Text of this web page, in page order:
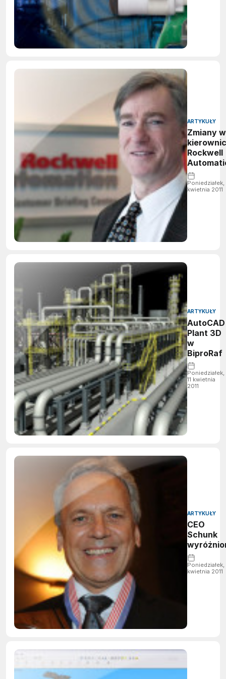
ARTYKUŁY
Zmiany w
Rockwell
Poniedziałek,
kwietnia 2011
ARTYKUŁY
AutoCAD
Plant 3D
w
BiproRaf
Poniedziałek,
11 kwietnia
2011
ARTYKUŁY
CEO
Schunk
Poniedziałek,
kwietnia 2011